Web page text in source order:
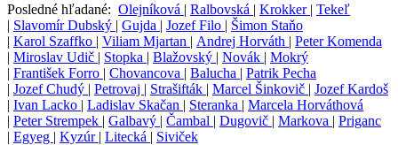
Posledné hľadané: Olejníková | Ralbovská | Krokker | Tekeľ
| Slavomír Dubský | Gujda | Jozef Filo | Šimon Staňo
| Karol Szaffko | Viliam Mjartan | Andrej Horváth | Peter Komenda
| Miroslav Udič | Stopka | Blažovský | Novák | Mokrý
| František Forro | Chovancova | Balucha | Patrik Pecha
| Jozef Chudý | Petrovaj | Strašifták | Marcel Šinkovič | Jozef Kardoš
| Ivan Lacko | Ladislav Skačan | Steranka | Marcela Horváthová
| Peter Strempek | Galbavý | Čambal | Dugovič | Markova | Priganc
| Egyeg | Kyzúr | Litecká | Siviček